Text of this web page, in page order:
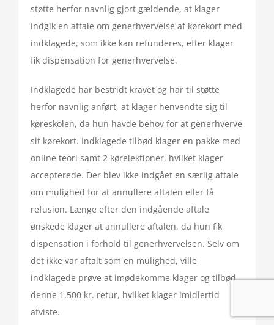
støtte herfor navnlig gjort gældende, at klager
indgik en aftale om generhvervelse af kørekort med
indklagede, som ikke kan refunderes, efter klager
fik dispensation for generhvervelse.
Indklagede har bestridt kravet og har til støtte
herfor navnlig anført, at klager henvendte sig til
køreskolen, da hun havde behov for at generhverve
sit kørekort. Indklagede tilbød klager en pakke med
online teori samt 2 kørelektioner, hvilket klager
accepterede. Der blev ikke indgået en særlig aftale
om mulighed for at annullere aftalen eller få
refusion. Længe efter den indgående aftale
ønskede klager at annullere aftalen, da hun fik
dispensation i forhold til generhvervelsen. Selv om
det ikke var aftalt som en mulighed, ville
indklagede prøve at imødekomme klager og tilbød
denne 1.500 kr. retur, hvilket klager imidlertid
afviste.